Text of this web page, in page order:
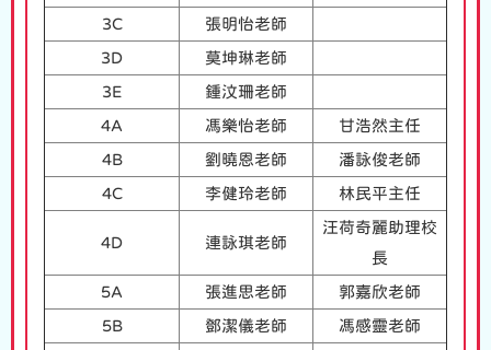
3C 張明怡老師
3D 莫坤琳老師
3E 鍾汶珊老師
4A 馮樂怡老師 甘浩然主任
4B 劉曉恩老師 潘詠俊老師
4C 李健玲老師 林民平主任
4D 連詠琪老師
汪荷奇麗助理校
長
5A 張進思老師 郭嘉欣老師
5B 鄧潔儀老師 馮感靈老師